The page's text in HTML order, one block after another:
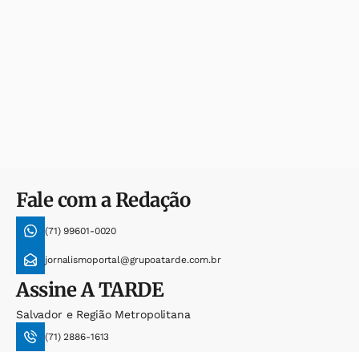
Fale com a Redação
(71) 99601-0020
jornalismoportal@grupoatarde.com.br
AssineA TARDE
Salvador e Região Metropolitana
(71) 2886-1613